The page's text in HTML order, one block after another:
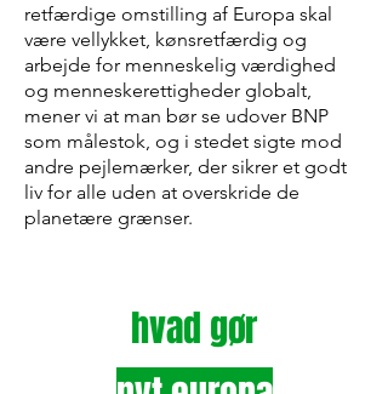
retfærdige omstilling af Europa skal
være vellykket, kønsretfærdig og
arbejde for menneskelig værdighed
og menneskerettigheder globalt,
mener vi at man bør se udover BNP
som målestok, og i stedet sigte mod
andre pejlemærker, der sikrer et godt
liv for alle uden at overskride de
planetære grænser.
hvad gør